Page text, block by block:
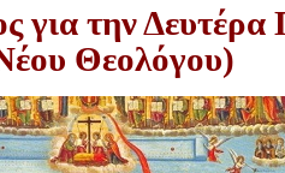
για την
Θεολόγου)